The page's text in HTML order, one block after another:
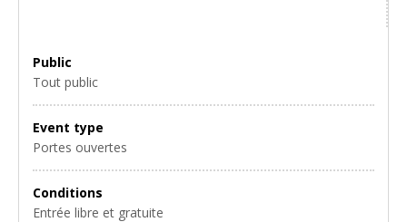
Public
Tout public
Event type
Portes ouvertes
Conditions
Entrée libre et gratuite